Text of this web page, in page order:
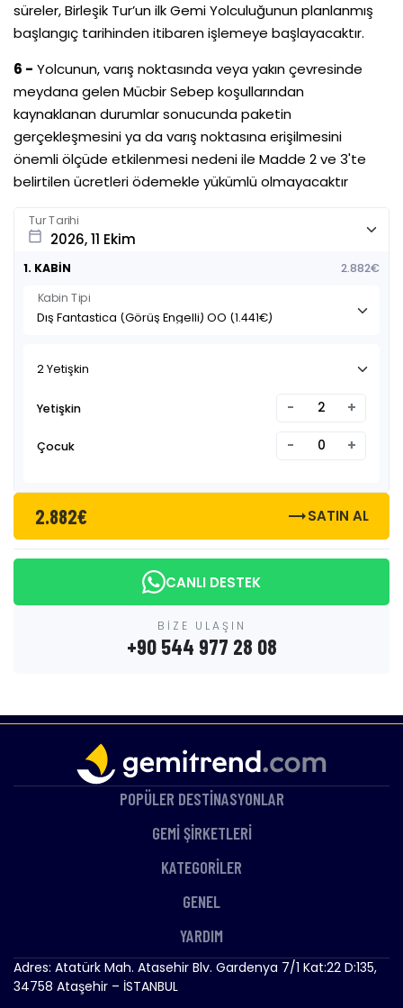
süreler, Birleşik Tur’un ilk Gemi Yolculuğunun planlanmış
başlangıç tarihinden itibaren işlemeye başlayacaktır.
6 - Yolcunun, varış noktasında veya yakın çevresinde
meydana gelen Mücbir Sebep koşullarından
kaynaklanan durumlar sonucunda paketin
gerçekleşmesini ya da varış noktasına erişilmesini
önemli ölçüde etkilenmesi nedeni ile Madde 2 ve 3'te
belirtilen ücretleri ödemekle yükümlü olmayacaktır
Tur Tarihi
calendar_today
1. KABİN
2.882€
Kabin Tipi
2 Yetişkin
Yetişkin - +
Çocuk - +
2.882€ trending_flatSATIN AL
CANLI DESTEK
BİZE ULAŞIN
+90 544 977 28 08
POPÜLER DESTİNASYONLAR
GEMİ ŞİRKETLERİ
KATEGORİLER
GENEL
YARDIM
Adres: Atatürk Mah. Atasehir Blv. Gardenya 7/1 Kat:22 D:135,
34758 Ataşehir – İSTANBUL